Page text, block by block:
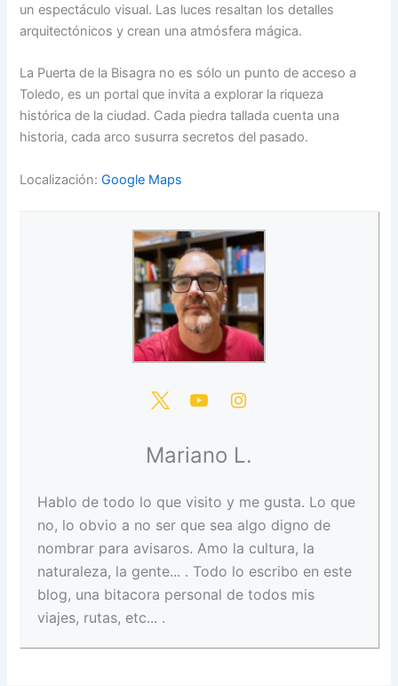
un espectáculo visual. Las luces resaltan los detalles
arquitectónicos y crean una atmósfera mágica.
La Puerta de la Bisagra no es sólo un punto de acceso a
Toledo, es un portal que invita a explorar la riqueza
histórica de la ciudad. Cada piedra tallada cuenta una
historia, cada arco susurra secretos del pasado.
Localización:Google Maps
Mariano L.
Hablo de todo lo que visito y me gusta. Lo que
no, lo obvio a no ser que sea algo digno de
nombrar para avisaros. Amo la cultura, la
naturaleza, la gente... . Todo lo escribo en este
blog, una bitacora personal de todos mis
viajes, rutas, etc... .